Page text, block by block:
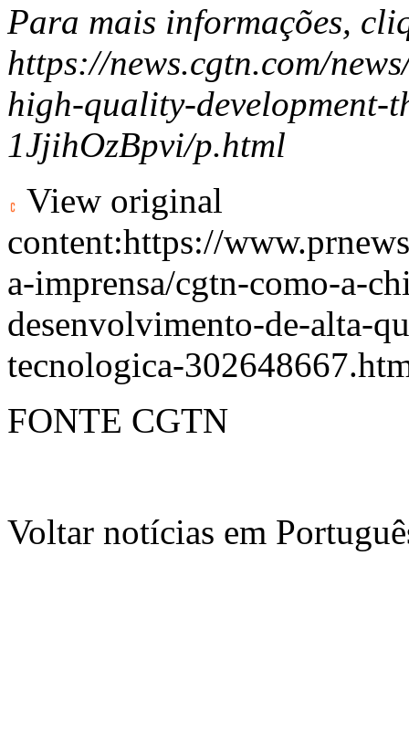
Para mais informações,
https://news.cgtn.com/
high-quality-development-
1JjihOzBpvi/p.html
View original
content:https://
a-imprensa/cgtn-como-a-
desenvolvimento-de-alta-
tecnologica-
FONTE CGTN
Voltar notícias em